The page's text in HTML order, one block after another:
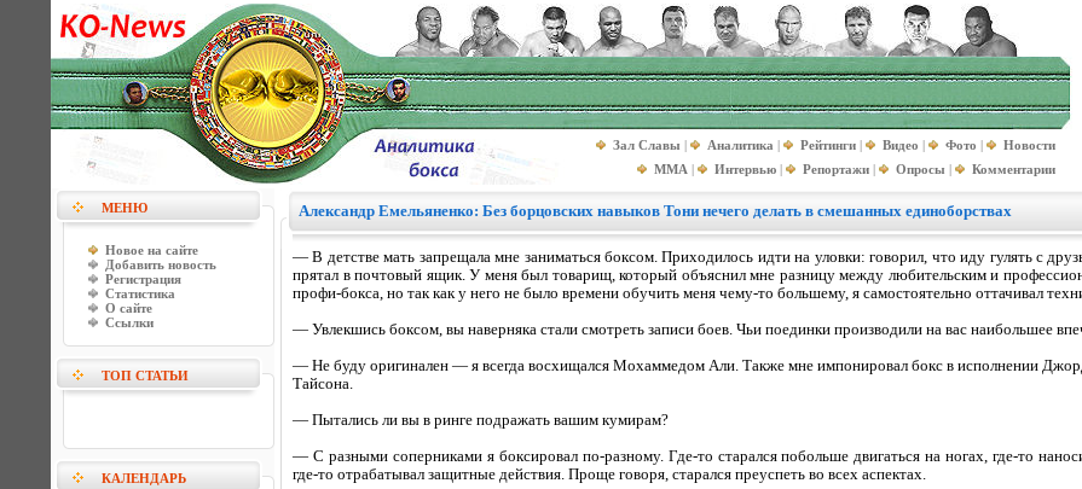
Зал Славы | Аналитика | Рейтинги | Видео | Фото |
Новости
MMA | Интервью | Репортажи | Опросы | Комментарии
МЕНЮ
Новое на сайте
Добавить новость
Регистрация
Статистика
О сайте
Ссылки
ТОП СТАТЬИ
КАЛЕНДАРЬ
Александр Емельяненко: Без борцовских навыков Тони нечего делать в смешанных единоборствах
— В детстве мать запрещала мне заниматься боксом. Приходилось идти на уловки: говорил, что иду гулять с
прятал в почтовый ящик. У меня был товарищ, который объяснил мне разницу между любительским и
профи-бокса, но так как у него не было времени обучить меня чему-то большему, я самостоятельно оттачивал
— Увлекшись боксом, вы наверняка стали смотреть записи боев. Чьи поединки производили на вас наибольшее
— Не буду оригинален — я всегда восхищался Мохаммедом Али. Также мне импонировал бокс в исполнении
Тайсона.
— Пытались ли вы в ринге подражать вашим кумирам?
— С разными соперниками я боксировал по-разному. Где-то старался побольше двигаться на ногах, где-то
где-то отрабатывал защитные действия. Проще говоря, старался преуспеть во всех аспектах.